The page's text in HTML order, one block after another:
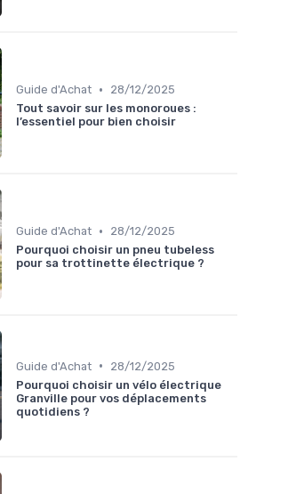
Guide d'Achat •
28/12/2025
Tout savoir sur les monoroues :
l’essentiel pour bien choisir
Guide d'Achat •
28/12/2025
Pourquoi choisir un pneu tubeless
pour sa trottinette électrique ?
Guide d'Achat •
28/12/2025
Pourquoi choisir un vélo électrique
Granville pour vos déplacements
quotidiens ?